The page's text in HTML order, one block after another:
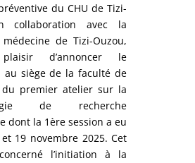
du CHU de Tizi-
collaboration avec la
de Tizi-Ouzou,
d’annoncer le
au siège de la faculté de
du premier atelier sur la
de recherche
dont la 1ère session a eu
19 novembre 2025. Cet
l’initiation à la